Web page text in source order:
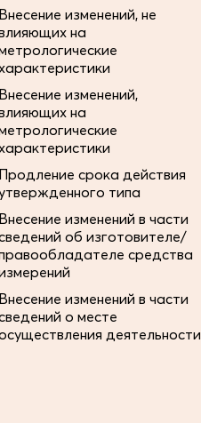
Внесение изменений, не
на
Внесение изменений,
на
Продление срока действия
типа
Внесение изменений в части
об изготовителе/
средства
Внесение изменений в части
о месте
деятельности